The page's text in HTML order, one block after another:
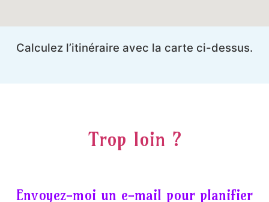
Calculez l’itinéraire avec la carte ci-dessus.
Trop loin ?
Envoyez-moi un e-mail pour planifier